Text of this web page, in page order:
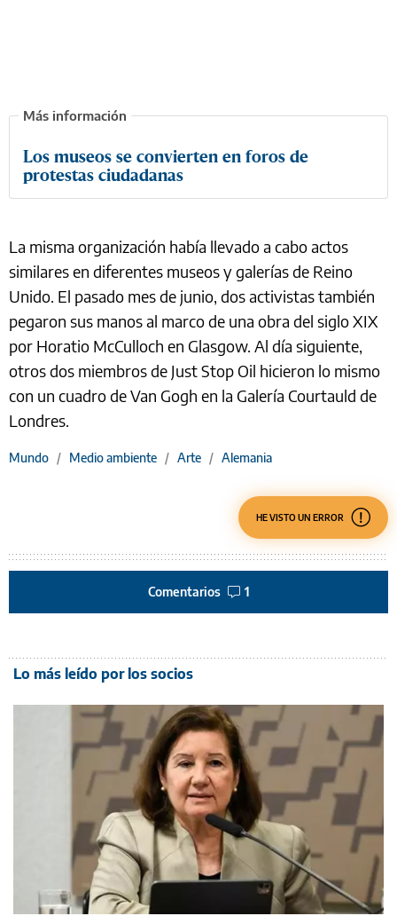
Los museos se convierten en foros de
protestas ciudadanas
La misma organización había llevado a cabo actos
similares en diferentes museos y galerías de Reino
Unido. El pasado mes de junio, dos activistas también
pegaron sus manos al marco de una obra del siglo XIX
por Horatio McCulloch en Glasgow. Al día siguiente,
otros dos miembros de Just Stop Oil hicieron lo mismo
con un cuadro de Van Gogh en la Galería Courtauld de
Londres.
Mundo / Medio ambiente / Arte / Alemania
HE VISTO UN ERROR
Comentarios 1
Lo más leído por los socios